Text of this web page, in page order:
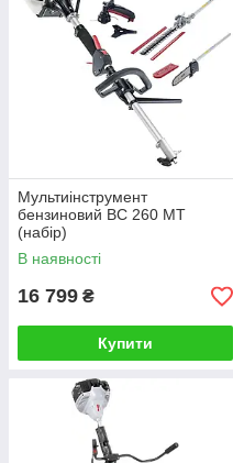
Мультиінструмент
бензиновий ВС 260 МТ
(набір)
В наявності
16 799 ₴
Купити